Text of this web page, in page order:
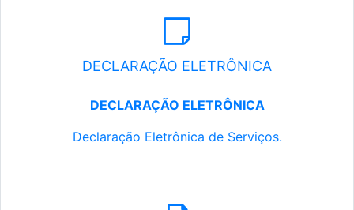
DECLARAÇÃO ELETRÔNICA
DECLARAÇÃO ELETRÔNICA
Declaração Eletrônica de Serviços.